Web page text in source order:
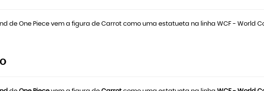
de One Piece vem a figura de Carrot como uma estatueta na linha WCF - World